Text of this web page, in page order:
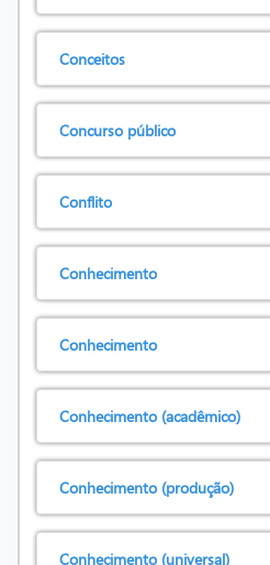
Conceitos
Concurso público
Conflito
Conhecimento
Conhecimento
Conhecimento (acadêmico)
Conhecimento (produção)
Conhecimento (universal)